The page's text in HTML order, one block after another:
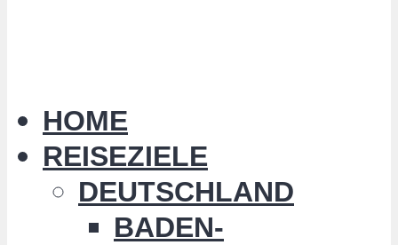
HOME
REISEZIELE
DEUTSCHLAND
BADEN-